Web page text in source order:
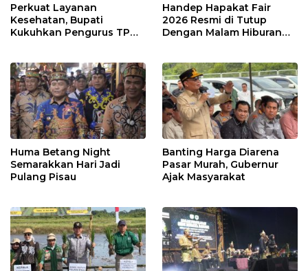
Perkuat Layanan
Kesehatan, Bupati
Kukuhkan Pengurus TP
Handep Hapakat Fair
2026 Resmi di Tutup
Dengan Malam Hiburan
Huma Betang Night
Semarakkan Hari Jadi
Pulang Pisau
Banting Harga Diarena
Pasar Murah, Gubernur
Ajak Masyarakat